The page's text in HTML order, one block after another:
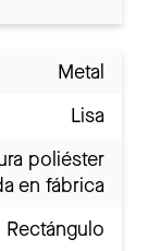
Metal
Lisa
poliéster
en fábrica
Rectángulo